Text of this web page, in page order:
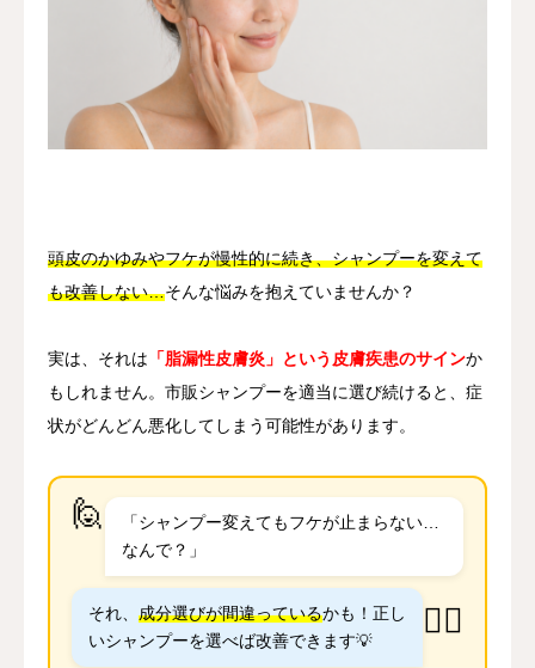
頭皮のかゆみやフケが慢性的に続き、シャンプーを変えて
も改善しない…そんな悩みを抱えていませんか？
実は、それは 「脂漏性皮膚炎」という皮膚疾患のサインか
もしれません。市販シャンプーを適当に選び続けると、症
状がどんどん悪化してしまう可能性があります。
🙋
「シャンプー変えてもフケが止まらない…
なんで？」
それ、 成分選びが間違っているかも！正し
いシャンプーを選べば改善できます💡
👨‍⚕️
简体中文 日本語 English Español 한국어